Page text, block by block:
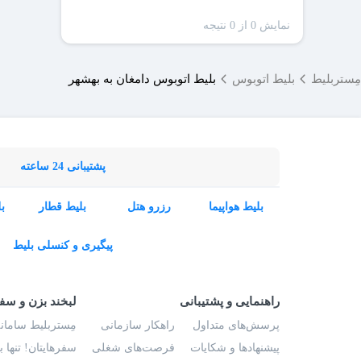
نمایش 0 از 0 نتیجه
مِستربلیط بلیط اتوبوس بلیط اتوبوس دامغان به بهشهر
پشتیبانی 24 ساعته
بلیط هواپیما رزرو هتل بلیط قطار
پیگیری و کنسلی بلیط
راهنمایی و پشتیبانی
پرسش‌های متداول
پیشنهادها و شکایات
راهکار سازمانی
فرصت‌های شغلی
لبخند بزن و
مِستربلیط
سفرهایتان!